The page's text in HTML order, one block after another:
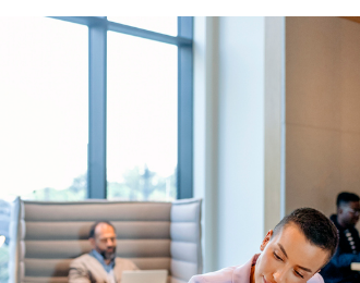
がアップする
中しやすくなる
ングスペースやシェアオフィスを契約する
スペースを借りる
内にタッチダウンスペースを設ける
フィスに必要なもの
フィスを設置するときのポイント